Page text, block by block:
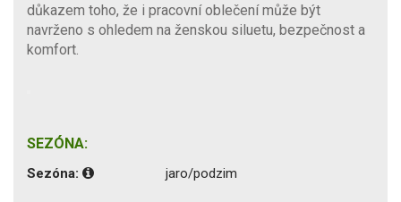
důkazem toho, že i pracovní oblečení může být
navrženo s ohledem na ženskou siluetu, bezpečnost a
komfort.
SEZÓNA:
Sezóna: jaro/podzim